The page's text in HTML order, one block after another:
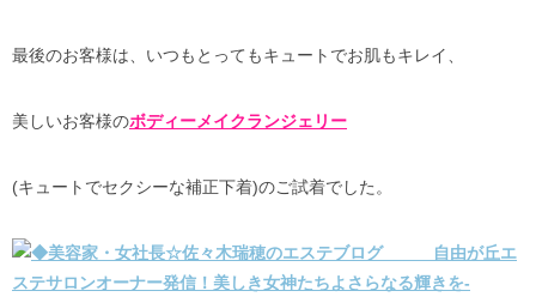
最後のお客様は、いつもとってもキュートでお肌もキレイ、
美しいお客様のボディーメイクランジェリー
(キュートでセクシーな補正下着)のご試着でした。